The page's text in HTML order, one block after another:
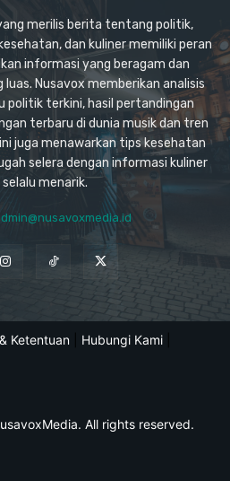
merilis berita tentang politik,
dan kuliner memiliki peran
informasi yang beragam dan
luas. Nusavox memberikan analisis
politik terkini, hasil pertandingan
terbaru di dunia musik dan tren
juga menawarkan tips kesehatan
selera dengan informasi kuliner
menarik.
Ketentuan Hubungi Kami
All rights reserved.